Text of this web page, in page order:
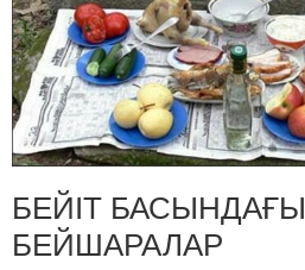
БЕЙІТ БАСЫНДАҒЫ
БЕЙШАРАЛАР